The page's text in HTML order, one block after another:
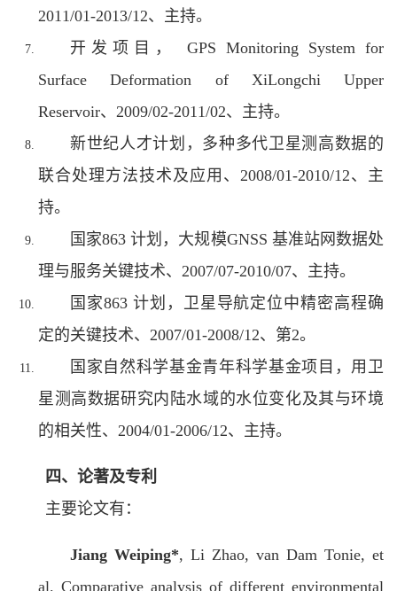
2011/01-2013/12、主持。
开发项目， GPS Monitoring System for
Surface Deformation of XiLongchi Upper
Reservoir、2009/02-2011/02、主持。
新世纪人才计划，多种多代卫星测高数据的
联合处理方法技术及应用、2008/01-2010/12、主
持。
国家863 计划，大规模GNSS 基准站网数据处
理与服务关键技术、2007/07-2010/07、主持。
国家863 计划，卫星导航定位中精密高程确
定的关键技术、2007/01-2008/12、第2。
国家自然科学基金青年科学基金项目，用卫
星测高数据研究内陆水域的水位变化及其与环境
的相关性、2004/01-2006/12、主持。
四、论著及专利
主要论文有：
Jiang Weiping*, Li Zhao, van Dam Tonie, et
al. Comparative analysis of different environmental